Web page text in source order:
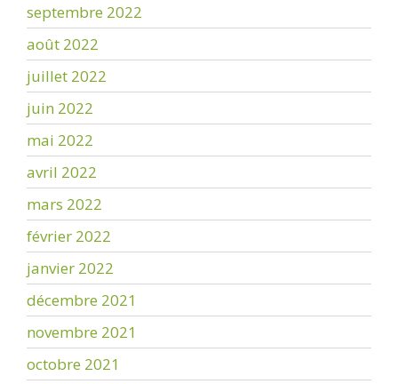
septembre 2022
août 2022
juillet 2022
juin 2022
mai 2022
avril 2022
mars 2022
février 2022
janvier 2022
décembre 2021
novembre 2021
octobre 2021